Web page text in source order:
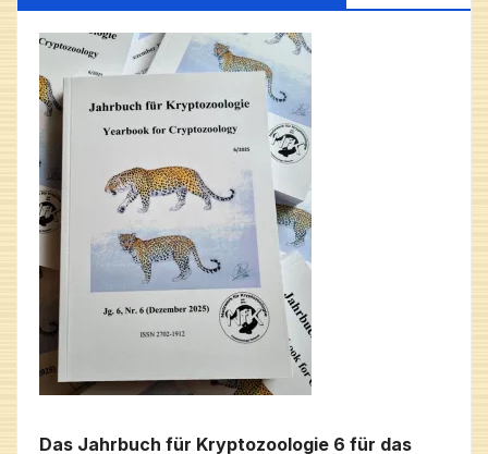
Das Jahrbuch für Kryptozoologie 6 für das